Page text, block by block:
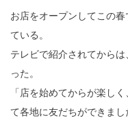
お店をオープンしてこの
ている。
テレビで紹介されてから
った。
「店を始めてからが楽し
て各地に友だちができまし